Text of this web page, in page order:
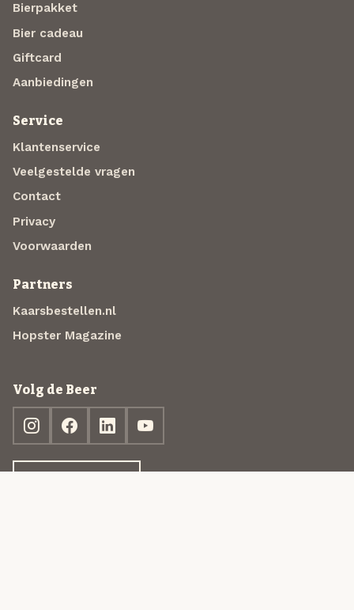
Bierpakket
Bier cadeau
Giftcard
Aanbiedingen
Service
Klantenservice
Veelgestelde vragen
Contact
Privacy
Voorwaarden
Partners
Kaarsbestellen.nl
Hopster Magazine
Volg de Beer